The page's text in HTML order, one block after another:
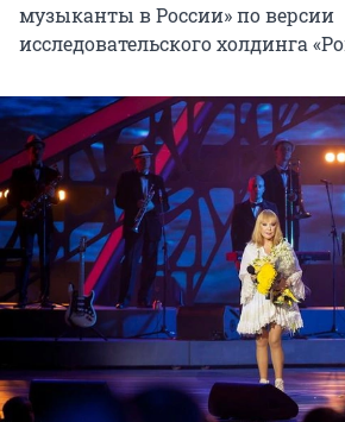
музыканты в России» по версии
исследовательского холдинга